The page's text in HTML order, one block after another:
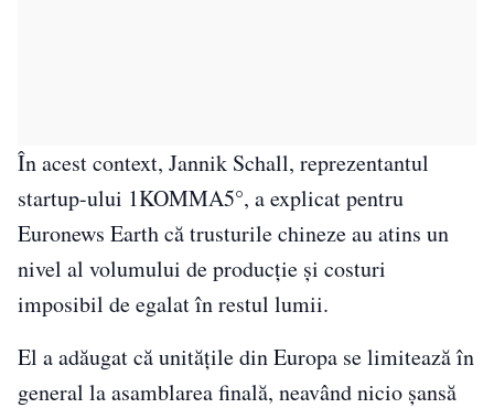
În acest context, Jannik Schall, reprezentantul
startup-ului 1KOMMA5°, a explicat pentru
Euronews Earth că trusturile chineze au atins un
nivel al volumului de producție și costuri
imposibil de egalat în restul lumii.
El a adăugat că unitățile din Europa se limitează în
general la asamblarea finală, neavând nicio șansă